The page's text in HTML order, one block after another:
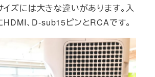
ズには大きな違いがあります。入
、D-sub15ピンとRCAです。